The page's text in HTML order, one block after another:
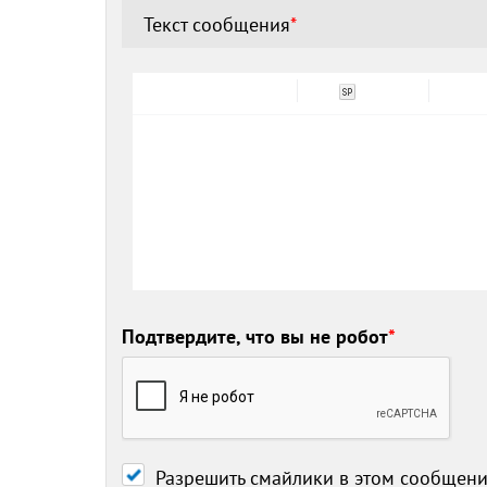
Текст сообщения*
Подтвердите, что вы не робот*
Разрешить смайлики в этом